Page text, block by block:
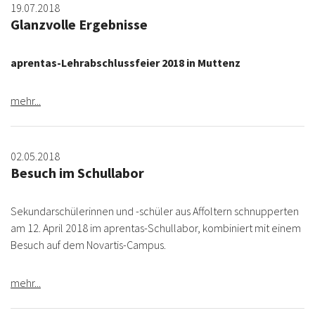
19.07.2018
Glanzvolle Ergebnisse
aprentas-Lehrabschlussfeier 2018 in Muttenz
mehr...
02.05.2018
Besuch im Schullabor
Sekundarschülerinnen und -schüler aus Affoltern schnupperten
am 12. April 2018 im aprentas-Schullabor, kombiniert mit einem
Besuch auf dem Novartis-Campus.
mehr...